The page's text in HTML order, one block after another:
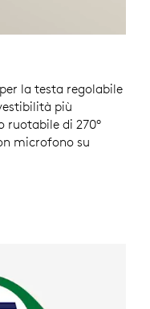
la testa regolabile
più
ruotabile di 270°
microfono su